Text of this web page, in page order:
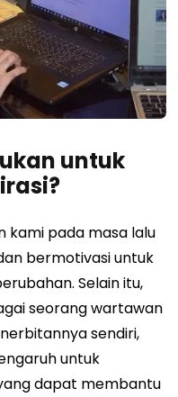
untuk
kami pada masa lalu
bermotivasi untuk
Selain itu,
seorang wartawan
sendiri,
untuk
dapat membantu